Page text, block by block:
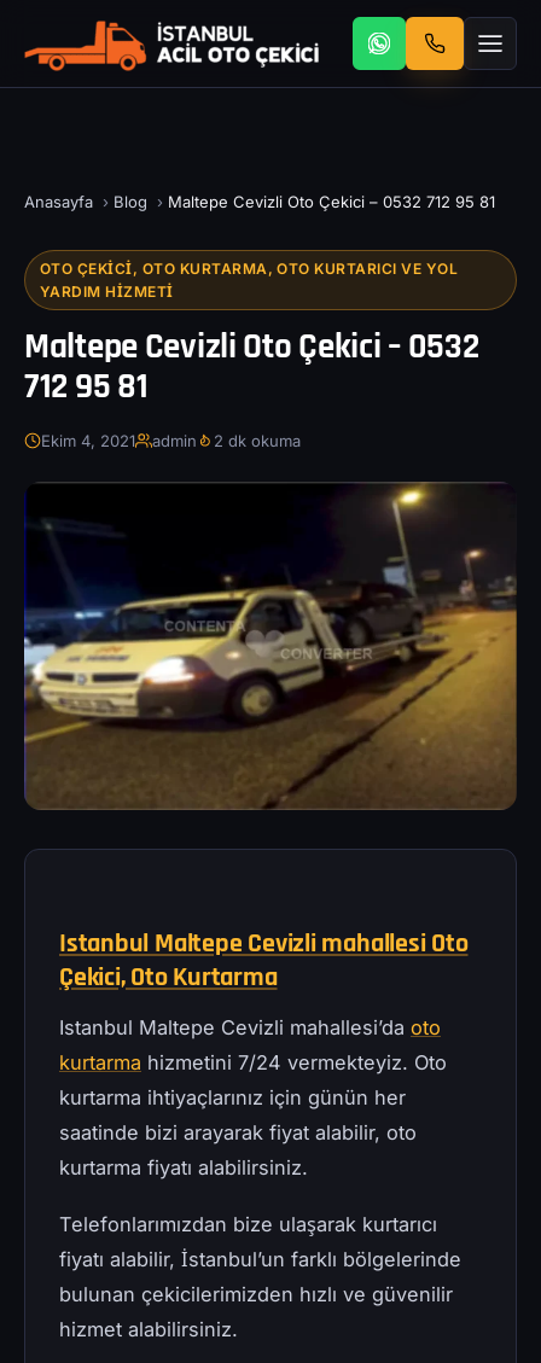
Anasayfa › Blog › Maltepe Cevizli Oto Çekici – 0532 712 95 81
OTO ÇEKICI, OTO KURTARMA, OTO KURTARICI VE YOL
YARDIM HIZMETI
Maltepe Cevizli Oto Çekici – 0532
712 95 81
Ekim 4, 2021 admin 2 dk okuma
Istanbul Maltepe Cevizli mahallesi Oto
Çekici, Oto Kurtarma
Istanbul Maltepe Cevizli mahallesi’da oto
kurtarma hizmetini 7/24 vermekteyiz. Oto
kurtarma ihtiyaçlarınız için günün her
saatinde bizi arayarak fiyat alabilir, oto
kurtarma fiyatı alabilirsiniz.
Telefonlarımızdan bize ulaşarak kurtarıcı
fiyatı alabilir, İstanbul’un farklı bölgelerinde
bulunan çekicilerimizden hızlı ve güvenilir
hizmet alabilirsiniz.